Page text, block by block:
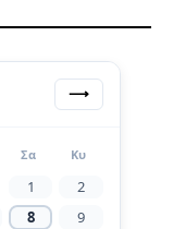
⟶
Σα Κυ
1
2
8
9